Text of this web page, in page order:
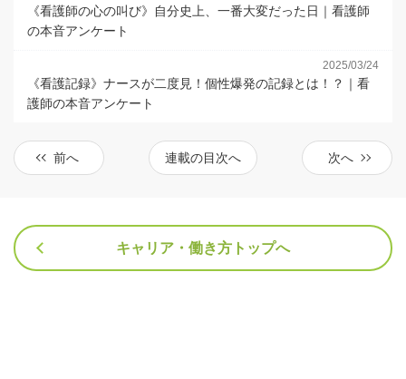
《看護師の心の叫び》自分史上、一番大変だった日｜看護師
の本音アンケート
2025/03/24
《看護記録》ナースが二度見！個性爆発の記録とは！？｜看
護師の本音アンケート
前へ 連載の目次へ 次へ
キャリア・働き方トップへ